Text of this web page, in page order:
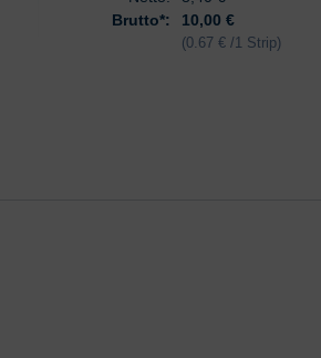
Brutto*:
10,00 €
(0.67 € /1 Strip)